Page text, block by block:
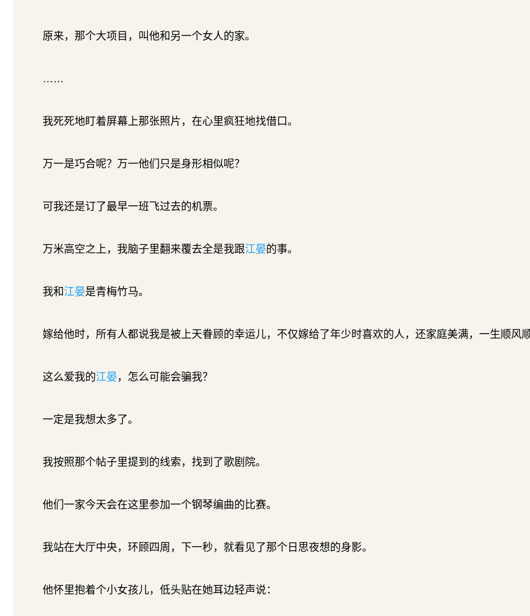
原来，那个大项目，叫他和另一个女人的家。
……
我死死地盯着屏幕上那张照片，在心里疯狂地找借口。
万一是巧合呢？万一他们只是身形相似呢？
可我还是订了最早一班飞过去的机票。
万米高空之上，我脑子里翻来覆去全是我跟江晏的事。
我和 江晏是青梅竹马。
嫁给他时，所有人都说我是被上天眷顾的幸运儿，不仅嫁给了年少时喜欢的人，还家庭美满，一生顺风
这么爱我的江晏 ，怎么可能会骗我？
一定是我想太多了。
我按照那个帖子里提到的线索，找到了歌剧院。
他们一家今天会在这里参加一个钢琴编曲的比赛。
我站在大厅中央，环顾四周，下一秒，就看见了那个日思夜想的身影。
他怀里抱着个小女孩儿，低头贴在她耳边轻声说：